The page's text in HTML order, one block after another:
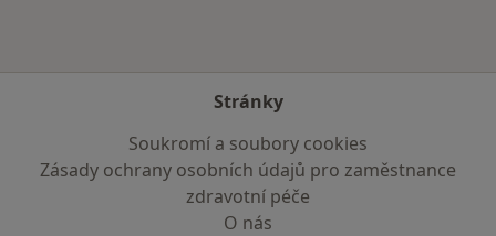
Stránky
Soukromí a soubory cookies
Zásady ochrany osobních údajů pro zaměstnance
zdravotní péče
O nás